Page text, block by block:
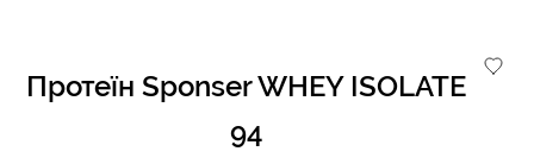
Протеїн Sponser WHEY ISOLATE
94